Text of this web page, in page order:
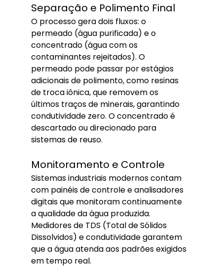
Separação e Polimento Final
O processo gera dois fluxos: o
permeado (água purificada) e o
concentrado (água com os
contaminantes rejeitados). O
permeado pode passar por estágios
adicionais de polimento, como resinas
de troca iônica, que removem os
últimos traços de minerais, garantindo
condutividade zero. O concentrado é
descartado ou direcionado para
sistemas de reuso.
Monitoramento e Controle
Sistemas industriais modernos contam
com painéis de controle e analisadores
digitais que monitoram continuamente
a qualidade da água produzida.
Medidores de TDS (Total de Sólidos
Dissolvidos) e condutividade garantem
que a água atenda aos padrões exigidos
em tempo real.